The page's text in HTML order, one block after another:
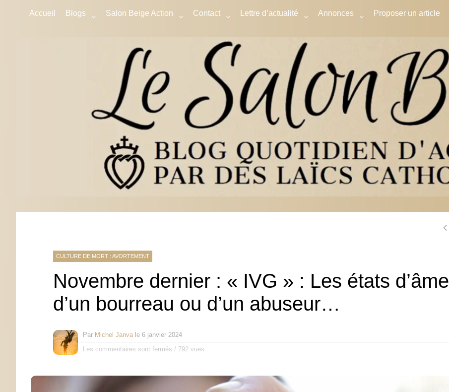
Accueil Blogs Salon Beige Action Contact Lettre d’actualité Annonces Proposer un article
CULTURE DE MORT : AVORTEMENT
Novembre dernier : « IVG » : Les états d’âme
d’un bourreau ou d’un abuseur…
Par Michel Janva le 6 janvier 2024
Les commentaires sont fermés / 792 vues